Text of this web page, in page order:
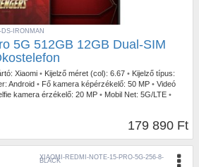
IRONMAN
5G 512GB 12GB Dual-SIM
Xiaomi • Kijelző méret (col): 6.67 • Kijelző típus:
Android • Fő kamera képérzékelő: 50 MP • Videó
kamera érzékelő: 20 MP • Mobil Net: 5G/LTE •
179 890 Ft
XIAOMI-REDMI-NOTE-15-PRO-5G-256-8-
BLACK